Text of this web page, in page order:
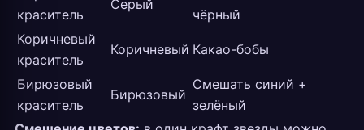
краситель
Серый
чёрный
Коричневый
краситель
Коричневый Какао-бобы
Бирюзовый
краситель
Бирюзовый
Смешать синий +
зелёный